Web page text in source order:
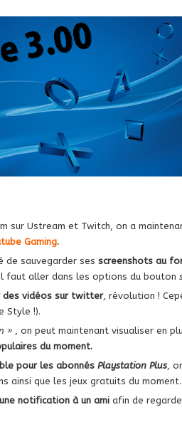
sur Ustream et Twitch, on a
Gaming.
de sauvegarder ses screenshots au
aller dans les options du bouton
des vidéos sur twitter, révolution !
Style !).
», on peut maintenant visualiser en
du moment.
pour les abonnés Playstation Plus,
ainsi que les jeux gratuits du moment.
notification à un amiafin de